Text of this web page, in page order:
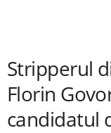
Stripperul
Florin
candidatul